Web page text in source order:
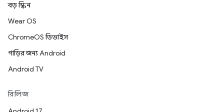
বড় স্ক্রিন
Wear OS
ChromeOS ডিভাইস
গাড়ির জন্য Android
Android TV
রিলিজ